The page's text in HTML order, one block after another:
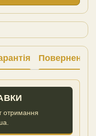
Повернення
отримання